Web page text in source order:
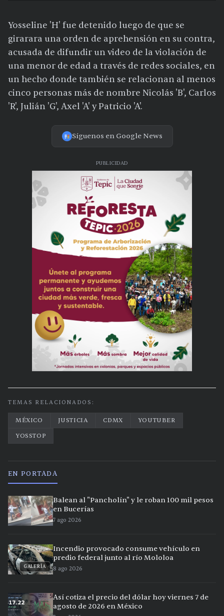
Yosseline 'H' fue detenido luego de que se
girarara una orden de aprehensión en su contra,
acusada de difundir un video de la violación de
una menor de edad a través de redes sociales, en
un hecho donde también se relacionan al menos
cinco personas más de nombre Nicolás 'B', Carlos
'R', Julián 'G', Axel 'A' y Patricio 'A'.
Síguenos en Google News
PUBLICIDAD
TEMAS RELACIONADOS:
MÉXICO JUSTICIA CDMX
YOUTUBER
YOSSTOP
EN PORTADA
Balean al "Pancholín" y le roban 100 mil pesos
en Bucerías
7 ago 2026
GALERÍA
Incendio provocado consume vehículo en
predio federal junto al río Mololoa
8 ago 2026
Así cotiza el precio del dólar hoy viernes 7 de
agosto de 2026 en México